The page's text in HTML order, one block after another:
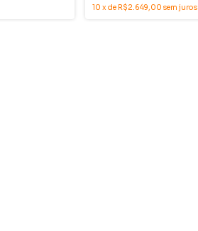
10 x de R$2.649,00 sem juros